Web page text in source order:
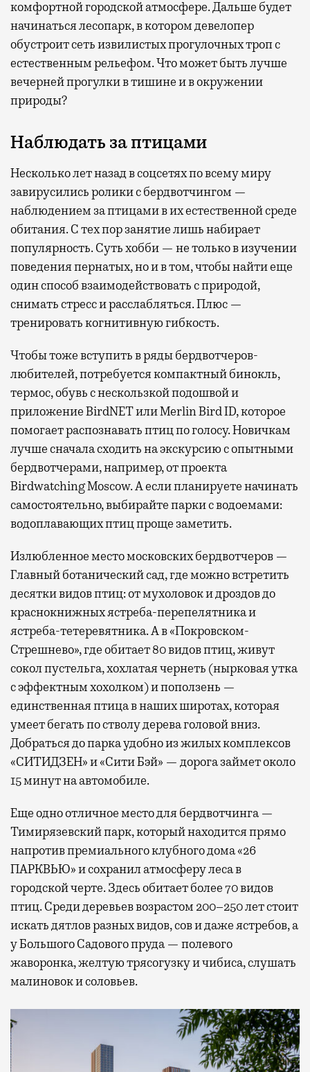
комфортной городской атмосфере. Дальше будет
начинаться лесопарк, в котором девелопер
обустроит сеть извилистых прогулочных троп с
естественным рельефом. Что может быть лучше
вечерней прогулки в тишине и в окружении
природы?
Наблюдать за птицами
Несколько лет назад в соцсетях по всему миру
завирусились ролики с бердвотчингом —
наблюдением за птицами в их естественной среде
обитания. С тех пор занятие лишь набирает
популярность. Суть хобби — не только в изучении
поведения пернатых, но и в том, чтобы найти еще
один способ взаимодействовать с природой,
снимать стресс и расслабляться. Плюс —
тренировать когнитивную гибкость.
Чтобы тоже вступить в ряды бердвотчеров-
любителей, потребуется компактный бинокль,
термос, обувь с нескользкой подошвой и
приложение BirdNET или Merlin Bird ID, которое
помогает распознавать птиц по голосу. Новичкам
лучше сначала сходить на экскурсию с опытными
бердвотчерами, например, от проекта
Birdwatching Moscow. А если планируете начинать
самостоятельно, выбирайте парки с водоемами:
водоплавающих птиц проще заметить.
Излюбленное место московских бердвотчеров —
Главный ботанический сад, где можно встретить
десятки видов птиц: от мухоловок и дроздов до
краснокнижных ястреба-перепелятника и
ястреба-тетеревятника. А в «Покровском-
Стрешнево», где обитает 80 видов птиц, живут
сокол пустельга, хохлатая чернеть (нырковая утка
с эффектным хохолком) и поползень —
единственная птица в наших широтах, которая
умеет бегать по стволу дерева головой вниз.
Добраться до парка удобно из жилых комплексов
«СИТИДЗЕН» и «Сити Бэй» — дорога займет около
15 минут на автомобиле.
Еще одно отличное место для бердвотчинга —
Тимирязевский парк, который находится прямо
напротив премиального клубного дома «26
ПАРКВЬЮ» и сохранил атмосферу леса в
городской черте. Здесь обитает более 70 видов
птиц. Среди деревьев возрастом 200–250 лет стоит
искать дятлов разных видов, сов и даже ястребов, а
у Большого Садового пруда — полевого
жаворонка, желтую трясогузку и чибиса, слушать
малиновок и соловьев.